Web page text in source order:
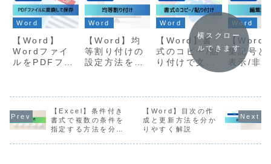
Word
【Word】
Wordファイ
ルをPDFファ
りやすく解説
Word
【Word】均
等割り付けの
設定方法を分
Word
【Word】書
式のコピー/貼
り付けで文書
のデザインを
る方法
Word
【Word
集記号と
表示/非
やり方を
横スクロー
ルできます
【Excel】条件付き
書式で複数の条件を
指定する方法を分か
【Word】目次の作
成と更新方法を分か
りやすく解説